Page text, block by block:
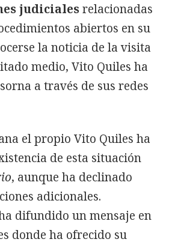
judicialesrelacionadas
abiertos en su
la noticia de la visita
medio, Vito Quiles ha
a través de sus redes
el propio Vito Quiles ha
de esta situación
, aunque ha declinado
adicionales.
difundido un mensaje en
donde ha ofrecido su